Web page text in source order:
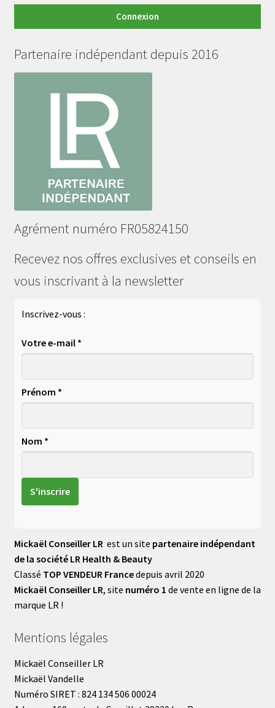
Connexion
Partenaire indépendant depuis 2016
Agrément numéro FR05824150
Recevez nos offres exclusives et conseils en
vous inscrivant à la newsletter
Inscrivez-vous :
Votre e-mail *
Prénom *
Nom *
Mickaël Conseiller LR est un site partenaire indépendant
de la société LR Health & Beauty
Classé TOP VENDEUR Francedepuis avril 2020
Mickaël Conseiller LR, site numéro 1 de vente en ligne de la
marque LR !
Mentions légales
Mickaël Conseiller LR
Mickaël Vandelle
Numéro SIRET : 824 134 506 00024